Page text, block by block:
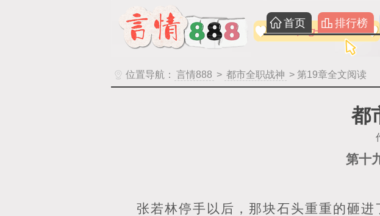
首页 排行榜
位置导航： 言情888 > 都市全职战神 > 第19章全文阅读
都
第十
张若林停手以后，那块石头重重的砸